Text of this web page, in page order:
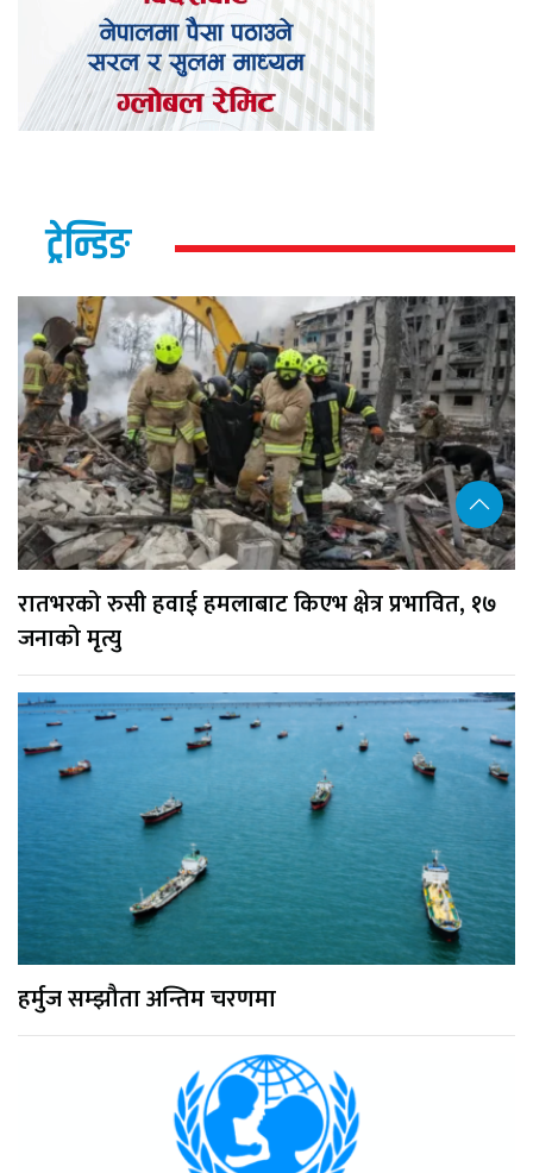
ट्रेन्डिङ
रातभरको रुसी हवाई हमलाबाट किएभ क्षेत्र प्रभावित, १७
जनाको मृत्यु
हर्मुज सम्झौता अन्तिम चरणमा